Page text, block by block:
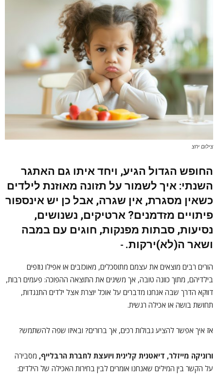
צילום יחצ
החופש הגדול הגיע, ויחד איתו גם האתגר
השנתי: איך לשמור על תזונה מאוזנת לילדים
כשאין מסגרת, אין שגרה, אבל כן יש אינספור
פיתויים מזדמנים? ארטיקים, נשנושים,
נסיעות, סבתות מפנקות, חוגים עם במבה
ושאר ה(לא)ירקות.
הורים רבים מוצאים את עצמם מתוסכלים, מאוכזבים או אפילו נוזפים
בילדיהם, מתוך כוונה טובה, אך משיגים את התוצאה ההפוכה: פעמים רבות,
דווקא הדרך שבה אנחנו מדברים על אוכל יוצרת אצל ילדים התנגדות,
תחושת בושה או אכילה רגשית.
אז איך אפשר להציע גבולות רכים, אך ברורים? ובאיזו שפה להשתמש?
ורוניקה מייזלר, דיאטנית קלינית ויועצת לחברת הרבלייף, מסבירה
על הקשר בין המילים שאנחנו אומרים לבין בחירות האכילה של הילדים: